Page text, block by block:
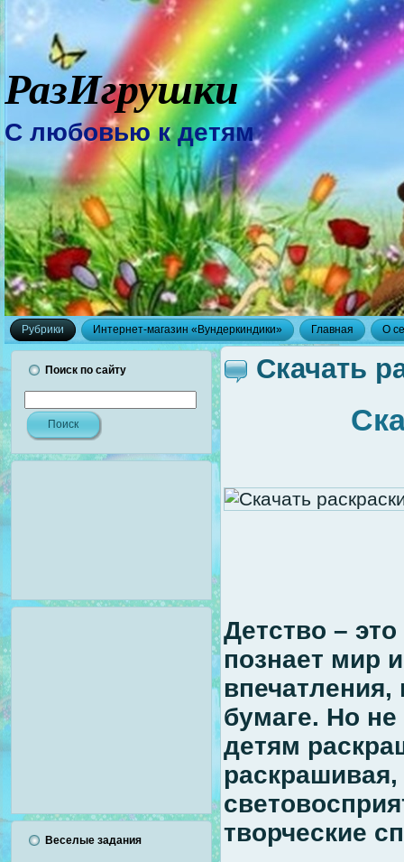
РазИгрушки
С любовью к детям
Рубрики Интернет-магазин «Вундеркиндики» Главная О
Поиск по сайту
Веселые задания
Скачать
Детство –
познает мир
бумаге. Но
детям
раскрашивая,
творческие